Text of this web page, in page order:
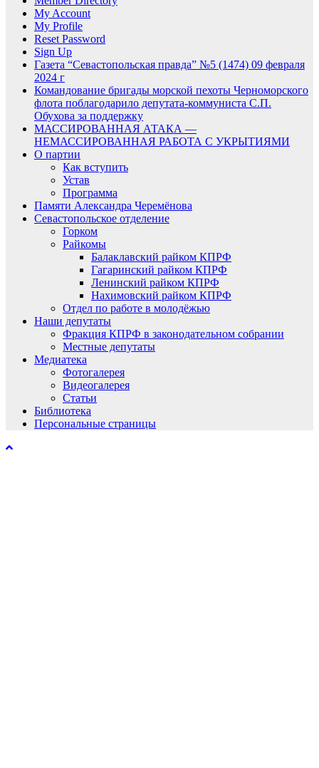
My Account
My Profile
Reset Password
Sign Up
Газета “Севастопольская правда” №5 (1474) 09 февраля
2024 г
Командование бригады морской пехоты Черноморского
флота поблагодарило депутата-коммуниста С.П.
Обухова за поддержку
МАССИРОВАННАЯ АТАКА —
НЕМАССИРОВАННАЯ РАБОТА С УКРЫТИЯМИ
О партии
Как вступить
Устав
Программа
Памяти Александра Черемёнова
Севастопольское отделение
Горком
Райкомы
Балаклавский райком КПРФ
Гагаринский райком КПРФ
Ленинский райком КПРФ
Нахимовский райком КПРФ
Отдел по работе в молодёжью
Наши депутаты
Фракция КПРФ в законодательном собрании
Местные депутаты
Медиатека
Фотогалерея
Видеогалерея
Статьи
Библиотека
Персональные страницы